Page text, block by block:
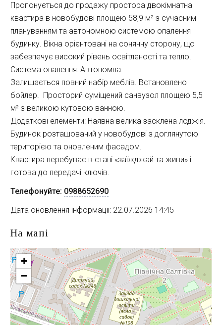
Пропонується до продажу простора двокімнатна
квартира в новобудові площею 58,9 м² з сучасним
плануванням та автономною системою опалення
будинку. Вікна орієнтовані на сонячну сторону, що
забезпечує високий рівень освітленості та тепло.
Система опалення: Автономна.
Залишається повний набір меблів. Встановлено
бойлер.  Просторий суміщений санвузол площею 5,5
м² з великою кутовою ванною.
Додаткові елементи: Наявна велика засклена лоджія.
Будинок розташований у новобудові з доглянутою
територією та оновленим фасадом.
Квартира перебуває в стані «заїжджай та живи» і
готова до передачі ключів.
Телефонуйте: 0988652690
Дата оновлення інформації: 22.07.2026 14:45
На мапі
+
−